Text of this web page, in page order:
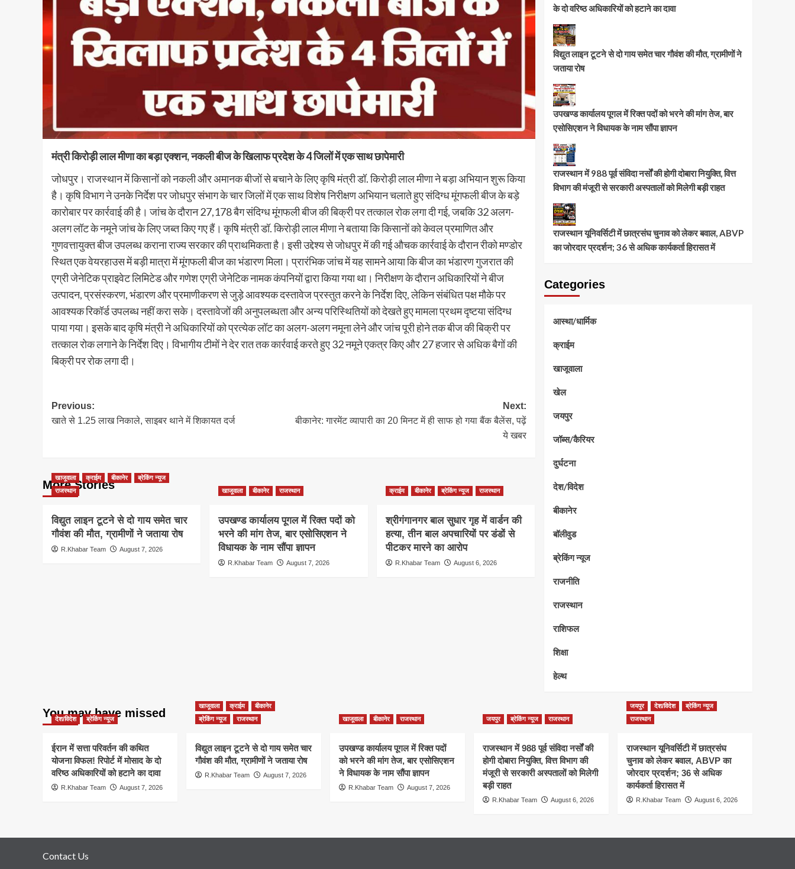
मंत्री किरोड़ी लाल मीणा का बड़ा एक्शन, नकली बीज के खिलाफ प्रदेश के 4 जिलों में एक साथ छापेमारी
जोधपुर। राजस्थान में किसानों को नकली और अमानक बीजों से बचाने के लिए कृषि मंत्री डॉ. किरोड़ी लाल मीणा ने बड़ा अभियान शुरू किया
है। कृषि विभाग ने उनके निर्देश पर जोधपुर संभाग के चार जिलों में एक साथ विशेष निरीक्षण अभियान चलाते हुए संदिग्ध मूंगफली बीज के बड़े
कारोबार पर कार्रवाई की है। जांच के दौरान 27,178 बैग संदिग्ध मूंगफली बीज की बिक्री पर तत्काल रोक लगा दी गई, जबकि 32 अलग-
अलग लॉट के नमूने जांच के लिए जब्त किए गए हैं। कृषि मंत्री डॉ. किरोड़ी लाल मीणा ने बताया कि किसानों को केवल प्रमाणित और
गुणवत्तायुक्त बीज उपलब्ध कराना राज्य सरकार की प्राथमिकता है। इसी उद्देश्य से जोधपुर में की गई औचक कार्रवाई के दौरान रीको मण्डोर
स्थित एक वेयरहाउस में बड़ी मात्रा में मूंगफली बीज का भंडारण मिला। प्रारंभिक जांच में यह सामने आया कि बीज का भंडारण गुजरात की
एग्री जेनेटिक प्राइवेट लिमिटेड और गणेश एग्री जेनेटिक नामक कंपनियों द्वारा किया गया था। निरीक्षण के दौरान अधिकारियों ने बीज
उत्पादन, प्रसंस्करण, भंडारण और प्रमाणीकरण से जुड़े आवश्यक दस्तावेज प्रस्तुत करने के निर्देश दिए, लेकिन संबंधित पक्ष मौके पर
आवश्यक रिकॉर्ड उपलब्ध नहीं करा सके। दस्तावेजों की अनुपलब्धता और अन्य परिस्थितियों को देखते हुए मामला प्रथम दृष्टया संदिग्ध
पाया गया। इसके बाद कृषि मंत्री ने अधिकारियों को प्रत्येक लॉट का अलग-अलग नमूना लेने और जांच पूरी होने तक बीज की बिक्री पर
तत्काल रोक लगाने के निर्देश दिए। विभागीय टीमों ने देर रात तक कार्रवाई करते हुए 32 नमूने एकत्र किए और 27 हजार से अधिक बैगों की
बिक्री पर रोक लगा दी।
Post
navigation
Previous:
खाते से 1.25 लाख निकाले, साइबर थाने में शिकायत दर्ज
Next:
बीकानेर: गारमेंट व्यापारी का 20 मिनट में ही साफ हो गया बैंक बैलेंस, पढ़ें
ये खबर
More Stories
खाजूवाला क्राईम बीकानेर
ब्रेकिंग न्यूज
राजस्थान
विद्युत लाइन टूटने से दो गाय समेत चार
गौवंश की मौत, ग्रामीणों ने जताया रोष
R.Khabar Team August 7, 2026
खाजूवाला बीकानेर राजस्थान
उपखण्ड कार्यालय पूगल में रिक्त पदों को
भरने की मांग तेज, बार एसोसिएशन ने
विधायक के नाम सौंपा ज्ञापन
R.Khabar Team August 7, 2026
क्राईम बीकानेर ब्रेकिंग न्यूज राजस्थान
श्रीगंगानगर बाल सुधार गृह में वार्डन की
हत्या, तीन बाल अपचारियों पर डंडों से
पीटकर मारने का आरोप
R.Khabar Team August 6, 2026
के दो वरिष्ठ अधिकारियों को हटाने का दावा
विद्युत लाइन टूटने से दो गाय समेत चार गौवंश की मौत, ग्रामीणों ने
जताया रोष
उपखण्ड कार्यालय पूगल में रिक्त पदों को भरने की मांग तेज, बार
एसोसिएशन ने विधायक के नाम सौंपा ज्ञापन
राजस्थान में 988 पूर्व संविदा नर्सों की होगी दोबारा नियुक्ति, वित्त
विभाग की मंजूरी से सरकारी अस्पतालों को मिलेगी बड़ी राहत
राजस्थान यूनिवर्सिटी में छात्रसंघ चुनाव को लेकर बवाल, ABVP
का जोरदार प्रदर्शन; 36 से अधिक कार्यकर्ता हिरासत में
Categories
आस्था/धार्मिक
क्राईम
खाजूवाला
खेल
जयपुर
जॉब्स/कैरियर
दुर्घटना
देश/विदेश
बीकानेर
बॉलीवुड
ब्रेकिंग न्यूज
राजनीति
राजस्थान
राशिफल
शिक्षा
हेल्थ
You may have missed
देश/विदेश ब्रेकिंग न्यूज
ईरान में सत्ता परिवर्तन की कथित
योजना विफल! रिपोर्ट में मोसाद के दो
वरिष्ठ अधिकारियों को हटाने का दावा
R.Khabar Team August 7, 2026
खाजूवाला क्राईम
बीकानेर
ब्रेकिंग न्यूज
राजस्थान
विद्युत लाइन टूटने से दो गाय समेत चार
गौवंश की मौत, ग्रामीणों ने जताया रोष
R.Khabar Team August 7, 2026
खाजूवाला बीकानेर राजस्थान
उपखण्ड कार्यालय पूगल में रिक्त पदों
को भरने की मांग तेज, बार एसोसिएशन
ने विधायक के नाम सौंपा ज्ञापन
R.Khabar Team August 7, 2026
जयपुर ब्रेकिंग न्यूज राजस्थान
राजस्थान में 988 पूर्व संविदा नर्सों की
होगी दोबारा नियुक्ति, वित्त विभाग की
मंजूरी से सरकारी अस्पतालों को मिलेगी
बड़ी राहत
R.Khabar Team August 6, 2026
जयपुर देश/विदेश
ब्रेकिंग न्यूज
राजस्थान
राजस्थान यूनिवर्सिटी में छात्रसंघ
चुनाव को लेकर बवाल, ABVP का
जोरदार प्रदर्शन; 36 से अधिक
कार्यकर्ता हिरासत में
R.Khabar Team August 6, 2026
Contact Us